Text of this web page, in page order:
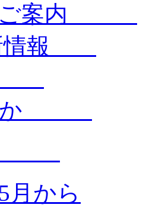
ご案内
情報
か
月から